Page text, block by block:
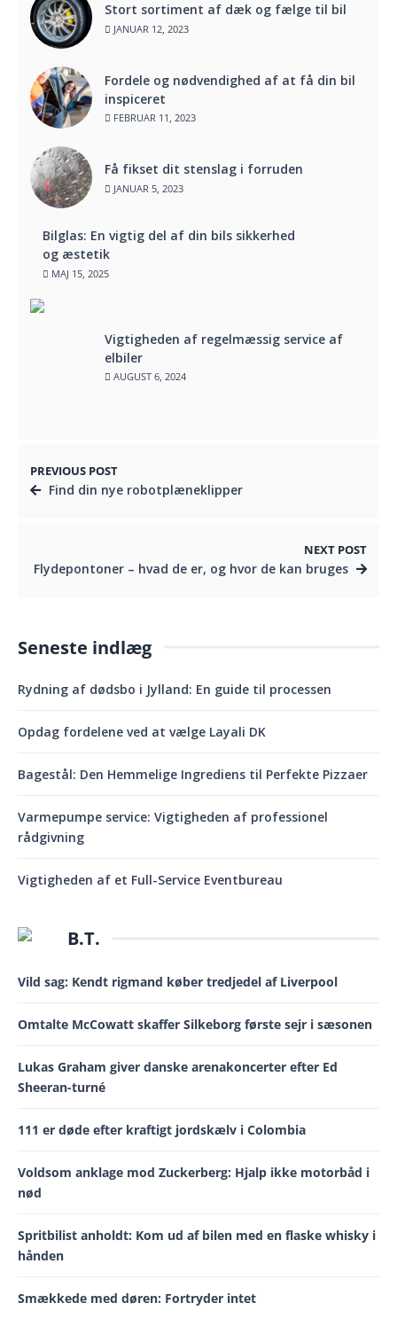
Stort sortiment af dæk og fælge til bil
JANUAR 12, 2023
Fordele og nødvendighed af at få din bil
inspiceret
FEBRUAR 11, 2023
Få fikset dit stenslag i forruden
JANUAR 5, 2023
Bilglas: En vigtig del af din bils sikkerhed
og æstetik
MAJ 15, 2025
Vigtigheden af regelmæssig service af
elbiler
AUGUST 6, 2024
PREVIOUS POST
Find din nye robotplæneklipper
NEXT POST
Flydepontoner – hvad de er, og hvor de kan bruges
Seneste indlæg
Rydning af dødsbo i Jylland: En guide til processen
Opdag fordelene ved at vælge Layali DK
Bagestål: Den Hemmelige Ingrediens til Perfekte Pizzaer
Varmepumpe service: Vigtigheden af professionel
rådgivning
Vigtigheden af et Full-Service Eventbureau
B.T.
Vild sag: Kendt rigmand køber tredjedel af Liverpool
Omtalte McCowatt skaffer Silkeborg første sejr i sæsonen
Lukas Graham giver danske arenakoncerter efter Ed
Sheeran-turné
111 er døde efter kraftigt jordskælv i Colombia
Voldsom anklage mod Zuckerberg: Hjalp ikke motorbåd i
nød
Spritbilist anholdt: Kom ud af bilen med en flaske whisky i
hånden
Smækkede med døren: Fortryder intet